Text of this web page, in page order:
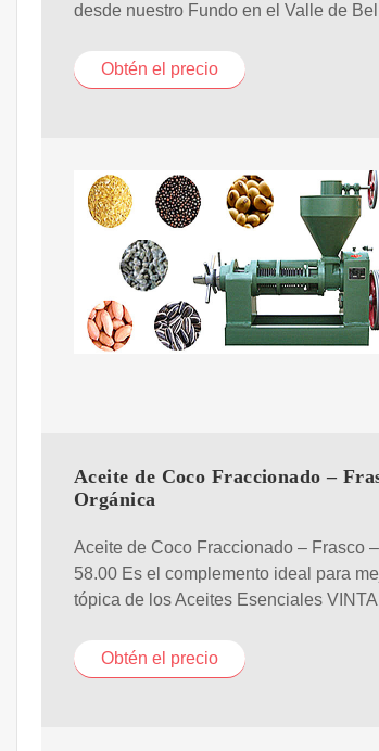
desde nuestro Fundo en el Valle de
Obtén el precio
Aceite de Coco Fraccionado –
Orgánica
Aceite de Coco Fraccionado – Frasco
58.00 Es el complemento ideal para
tópica de los Aceites Esenciales
Obtén el precio